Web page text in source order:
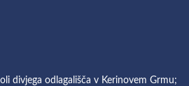
divjega odlagališča v Kerinovem Grmu;